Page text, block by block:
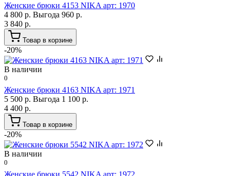
Женские брюки 4153 NIKA арт: 1970
4 800 р. Выгода 960 р.
3 840 р.
Товар в корзине
-20%
В наличии
0
Женские брюки 4163 NIKA арт: 1971
5 500 р. Выгода 1 100 р.
4 400 р.
Товар в корзине
-20%
В наличии
0